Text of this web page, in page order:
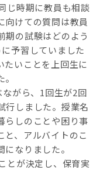
じ時期に教員も相談
向けての質問は教員
期の試験はどのよう
予習していました
たいことを上回生に
がら、1回生が2回
しました。授業名
らしのことや困り事
と、アルバイトのこ
なりました。
とが決定し、保育実